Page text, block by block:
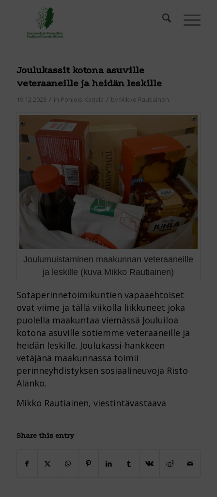
Joulukassit kotona asuville
veteraaneille ja heidän leskille
19.12.2023 / in Pohjois-Karjala / by Mikko Rautiainen
Joulumuistaminen maakunnan veteraaneille
ja leskille (kuva Mikko Rautiainen)
Sotaperinnetoimikuntien vapaaehtoiset
ovat viime ja tällä viikolla liikkuneet joka
puolella maakuntaa viemässä Jouluiloa
kotona asuville sotiemme veteraaneille ja
heidän leskille. Joulukassi-hankkeen
vetäjänä maakunnassa toimii
perinneyhdistyksen sosiaalineuvoja Risto
Alanko.
Mikko Rautiainen, viestintävastaava
Share this entry